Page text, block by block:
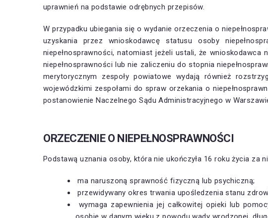
uprawnień na podstawie odrębnych przepisów.
W przypadku ubiegania się o wydanie orzeczenia o
uzyskania przez wnioskodawcę statusu osoby
niepełnosprawności, natomiast jeżeli ustali, że
niepełnosprawności lub nie zaliczeniu do stopnia
merytorycznym zespoły powiatowe wydają również
wojewódzkimi zespołami do spraw orzekania o
postanowienie Naczelnego Sądu Administracyjnego w
ORZECZENIE O NIEPEŁNOSPRAWNOŚCI
Podstawą uznania osoby, która nie ukończyła 16 roku życia za
ma naruszoną sprawność fizyczną lub psychiczną;
przewidywany okres trwania upośledzenia stanu
wymaga zapewnienia jej całkowitej opieki lub